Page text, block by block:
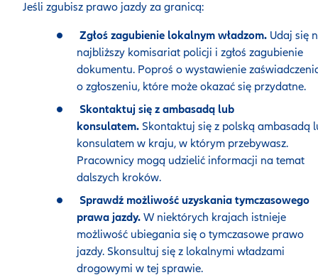
Jeśli zgubisz prawo jazdy za granicą:
Zgłoś zagubienie lokalnym władzom. Udaj się
najbliższy komisariat policji i zgłoś zagubienie
dokumentu. Poproś o wystawienie
o zgłoszeniu, które może okazać się przydatne.
Skontaktuj się z ambasadą lub
konsulatem. Skontaktuj się z polską ambasadą
konsulatem w kraju, w którym przebywasz.
Pracownicy mogą udzielić informacji na temat
dalszych kroków.
Sprawdź możliwość uzyskania tymczasowego
prawa jazdy. W niektórych krajach istnieje
możliwość ubiegania się o tymczasowe prawo
jazdy. Skonsultuj się z lokalnymi władzami
drogowymi w tej sprawie.